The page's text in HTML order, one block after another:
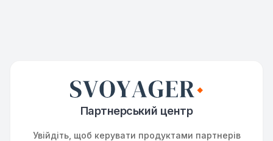
Партнерський центр
Увійдіть, щоб керувати продуктами партнерів